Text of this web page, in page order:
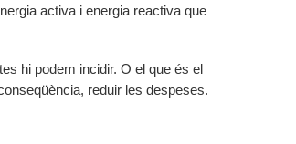
activa i energia reactiva que
hi podem incidir. O el que és el
reduir les despeses.